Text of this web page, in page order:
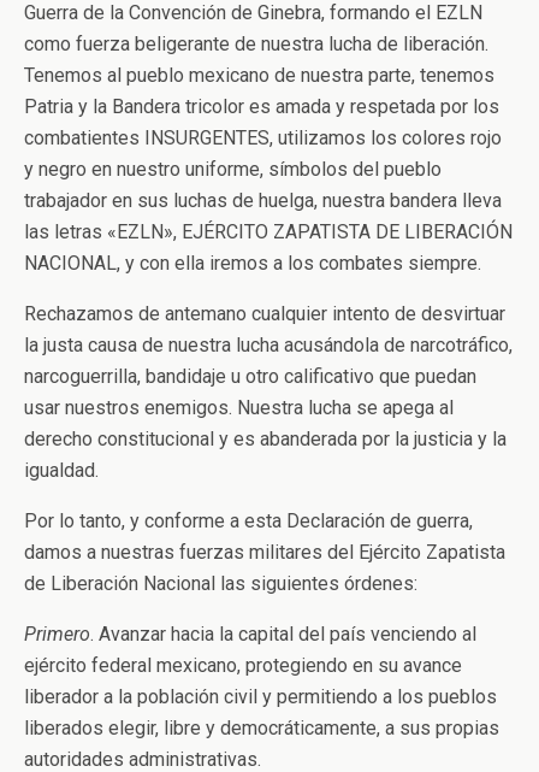
Guerra de la Convención de Ginebra, formando el EZLN
como fuerza beligerante de nuestra lucha de liberación.
Tenemos al pueblo mexicano de nuestra parte, tenemos
Patria y la Bandera tricolor es amada y respetada por los
combatientes INSURGENTES, utilizamos los colores rojo
y negro en nuestro uniforme, símbolos del pueblo
trabajador en sus luchas de huelga, nuestra bandera lleva
las letras «EZLN», EJÉRCITO ZAPATISTA DE LIBERACIÓN
NACIONAL, y con ella iremos a los combates siempre.
Rechazamos de antemano cualquier intento de desvirtuar
la justa causa de nuestra lucha acusándola de narcotráfico,
narcoguerrilla, bandidaje u otro calificativo que puedan
usar nuestros enemigos. Nuestra lucha se apega al
derecho constitucional y es abanderada por la justicia y la
igualdad.
Por lo tanto, y conforme a esta Declaración de guerra,
damos a nuestras fuerzas militares del Ejército Zapatista
de Liberación Nacional las siguientes órdenes:
Primero. Avanzar hacia la capital del país venciendo al
ejército federal mexicano, protegiendo en su avance
liberador a la población civil y permitiendo a los pueblos
liberados elegir, libre y democráticamente, a sus propias
autoridades administrativas.